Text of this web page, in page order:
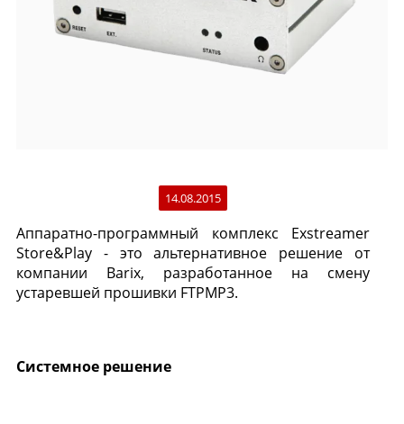
14.08.2015
Аппаратно-программный комплекс Exstreamer
Store&Play - это альтернативное решение от
компании Barix, разработанное на смену
устаревшей прошивки FTPMP3.
Системное решение